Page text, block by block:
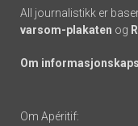
All journalistikk er
varsom-plakaten og
Om
Om Apéritif: